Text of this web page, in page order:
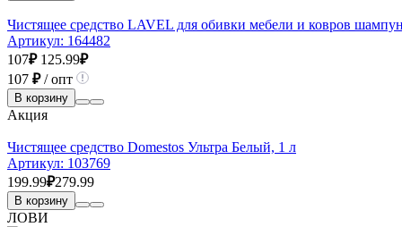
Чистящее средство LAVEL для обивки мебели и ковров
Артикул: 164482
107₽ 125.99₽
107 ₽/ опт
В корзину
Акция
Чистящее средство Domestos Ультра Белый, 1 л
Артикул: 103769
199.99₽279.99
В корзину
ЛОВИ